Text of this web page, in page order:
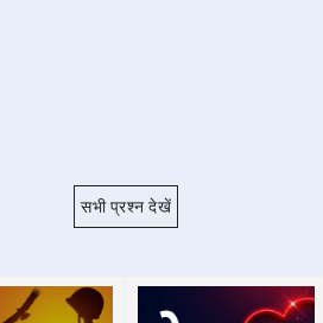
सभी प्रश्न देखें